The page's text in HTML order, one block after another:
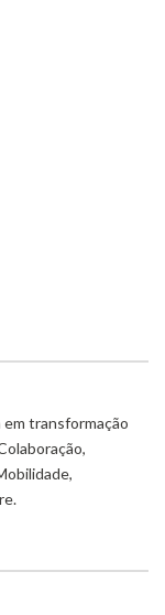
transformação